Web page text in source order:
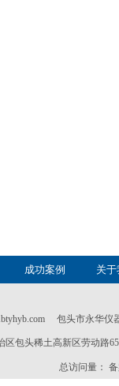
成功案例 关于
包头市永华仪器
包头稀土高新区劳动路65
总访问量：